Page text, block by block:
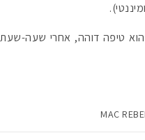
טיפה דוהה, אחרי שעה-